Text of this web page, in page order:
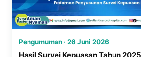
Pengumuman · 26 Juni 2026
Hasil Survei Kepuasan Tahun 2025